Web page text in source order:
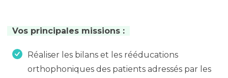
Vos principales missions :
Réaliser les bilans et les rééducations
orthophoniques des patients adressés par les